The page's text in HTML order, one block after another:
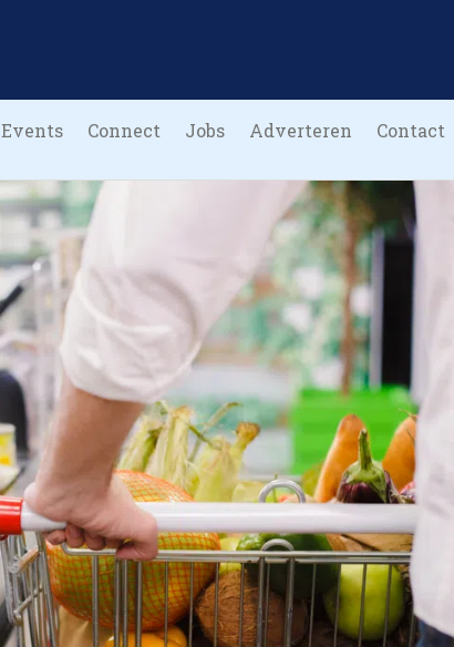
Events Connect Jobs Adverteren Contact